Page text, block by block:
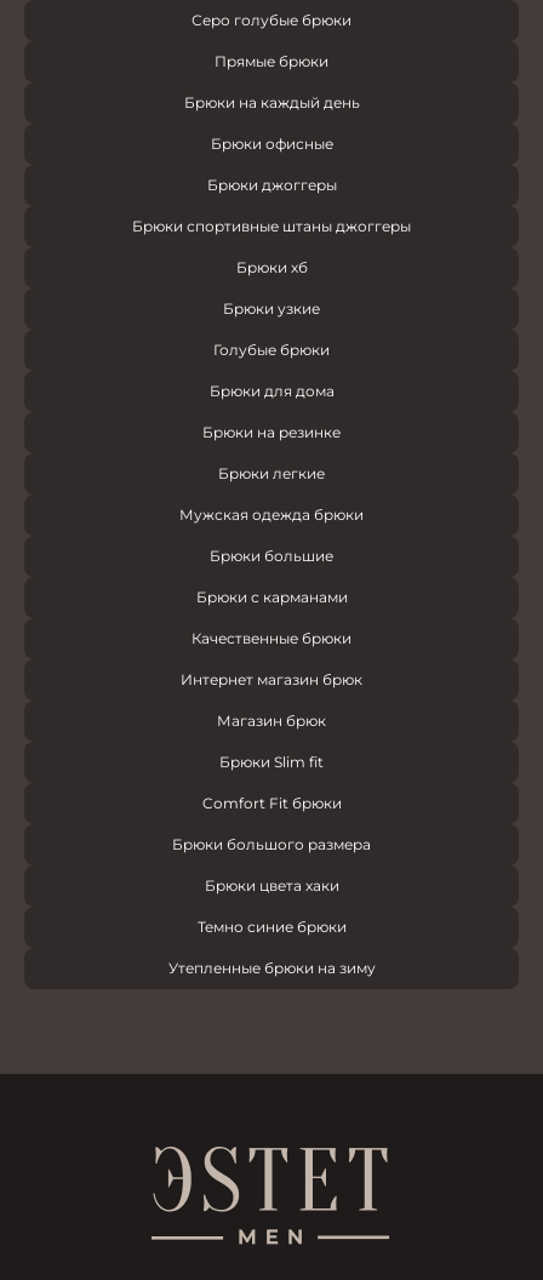
Серо голубые брюки
Прямые брюки
Брюки на каждый день
Брюки офисные
Брюки джоггеры
Брюки спортивные штаны джоггеры
Брюки хб
Брюки узкие
Голубые брюки
Брюки для дома
Брюки на резинке
Брюки легкие
Мужская одежда брюки
Брюки большие
Брюки с карманами
Качественные брюки
Интернет магазин брюк
Магазин брюк
Брюки Slim fit
Comfort Fit брюки
Брюки большого размера
Брюки цвета хаки
Темно синие брюки
Утепленные брюки на зиму